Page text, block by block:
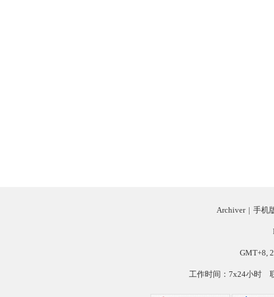
Archiver | 手机
GMT+8,
工作时间：7x24小时